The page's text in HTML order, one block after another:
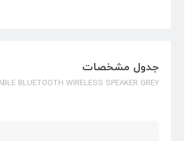
جدول مشخصات
BLUETOOTH WIRELESS SPEAKER GREY